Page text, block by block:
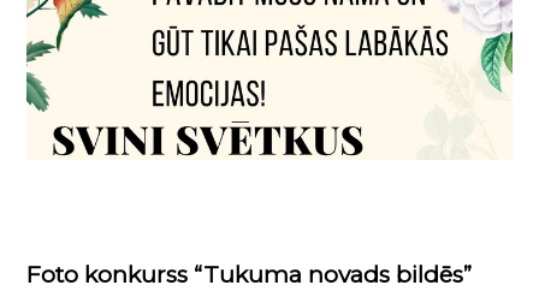
Foto konkurss “Tukuma novads bildēs”